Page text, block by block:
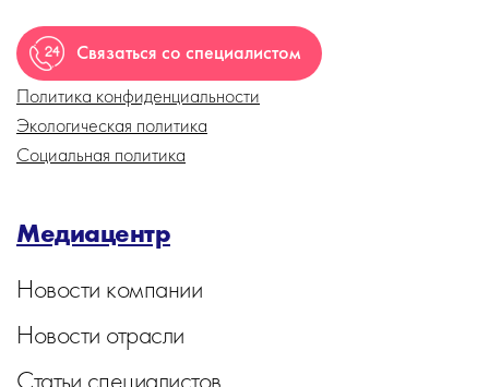
Связаться со специалистом
Политика конфиденциальности
Экологическая политика
Социальная политика
Медиацентр
Новости компании
Новости отрасли
Статьи специалистов